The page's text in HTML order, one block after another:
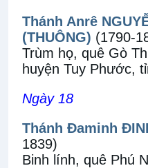
Thánh Anrê
(THUÔNG) (1790-
Trùm họ, quê Gò
huyện Tuy Phước,
Ngày 18
Thánh Đaminh
1839)
Binh lính, quê Phú